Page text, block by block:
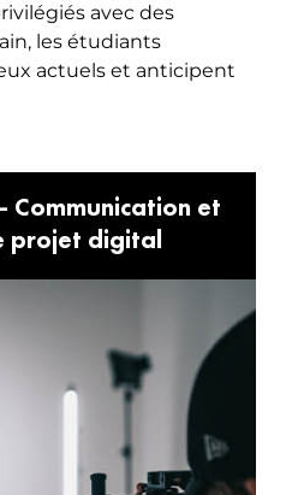
avec des
les étudiants
actuels et anticipent
Communication et
projet digital